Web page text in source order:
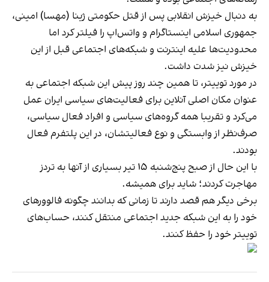
به دنبال خیزش انقلابی پس از قتل حکومتی ژینا (مهسا) امینی،
جمهوری اسلامی اینستاگرام و واتس‌اپ را فیلتر کرد اما
محدودیت‌ها علیه اینترنت و شبکه‌های اجتماعی قبل از این
خیزش نیز شدت داشت.
در مورد توییتر، تا همین چند روز پیش این شبکه اجتماعی به
‌عنوان مکان اصلی آنلاین برای فعالیت‌های سیاسی ایران عمل
می‌کرد و تقریبا همه گروه‌های سیاسی و افراد فعال سیاسی،
صرف‌نظر از وابستگی‌ و نوع فعالیتشان، در این پلتفرم فعال
بودند.
با این حال از صبح پنج‌شنبه ۱۵ تیر بسیاری از آنها به تردز
مهاجرت کردند؛ شاید برای همیشه.
برخی دیگر هم قصد دارند تا زمانی که بدانند چگونه فالوورهای
خود را به این شبکه جدید اجتماعی منتقل کنند، حساب‌های
توییتر خود را حفظ کنند.